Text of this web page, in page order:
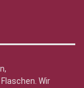
Wir